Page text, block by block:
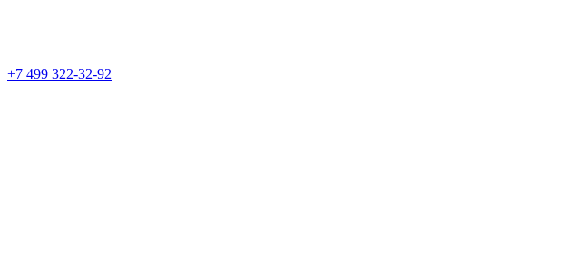
+7 499 322-32-92